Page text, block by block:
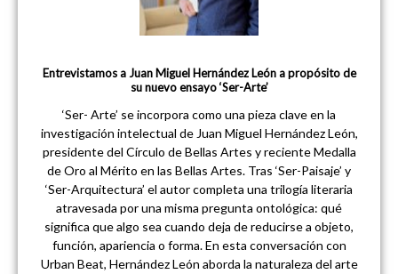
Entrevistamos a Juan Miguel Hernández León a propósito de
su nuevo ensayo ‘Ser-Arte’
‘Ser- Arte’ se incorpora como una pieza clave en la
investigación intelectual de Juan Miguel Hernández León,
presidente del Círculo de Bellas Artes y reciente Medalla
de Oro al Mérito en las Bellas Artes. Tras ‘Ser-Paisaje’ y
‘Ser-Arquitectura’ el autor completa una trilogía literaria
atravesada por una misma pregunta ontológica: qué
significa que algo sea cuando deja de reducirse a objeto,
función, apariencia o forma. En esta conversación con
Urban Beat, Hernández León aborda la naturaleza del arte